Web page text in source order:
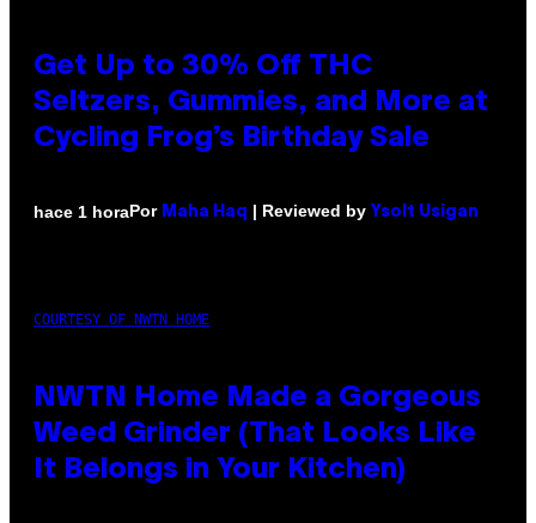
Get Up to 30% Off THC
Seltzers, Gummies, and More at
Cycling Frog’s Birthday Sale
hace 1 horaPor Maha Haq | Reviewed by Ysolt Usigan
COURTESY OF NWTN HOME
NWTN Home Made a Gorgeous
Weed Grinder (That Looks Like
It Belongs in Your Kitchen)